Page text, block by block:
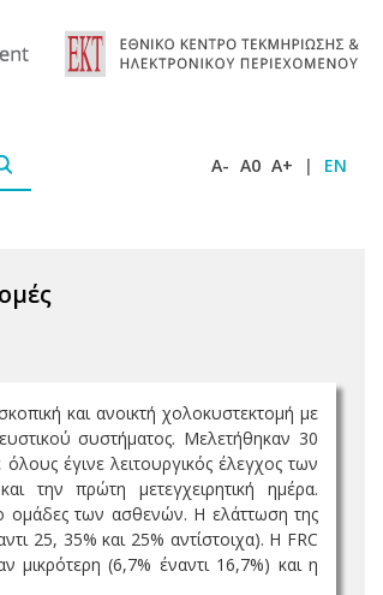
A- A0 A+ | EN
και ανοικτή χολοκυστεκτομή με
συστήματος. Μελετήθηκαν 30
έγινε λειτουργικός έλεγχος των
την πρώτη μετεγχειρητική ημέρα.
ομάδες των ασθενών. Η ελάττωση της
25, 35% και 25% αντίστοιχα). Η FRC
μικρότερη (6,7% έναντι 16,7%) και η